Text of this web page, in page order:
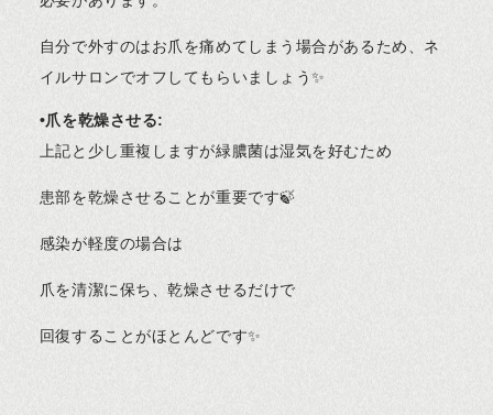
自分で外すのはお爪を痛めてしまう場合があるため、ネ
イルサロンでオフしてもらいましょう✨
•爪を乾燥させる:
上記と少し重複しますが緑膿菌は湿気を好むため
患部を乾燥させることが重要です🍃
感染が軽度の場合は
爪を清潔に保ち、乾燥させるだけで
回復することがほとんどです✨